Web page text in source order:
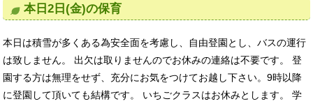
本日2日(金)の保育
本日は積雪が多くある為安全面を考慮し、自由登園とし、バスの運行
は致しません。 出欠は取りませんのでお休みの連絡は不要です。 登
園する方は無理をせず、充分にお気をつけてお越し下さい。9時以降
に登園して頂いても結構です。 いちごクラスはお休みとします。 学